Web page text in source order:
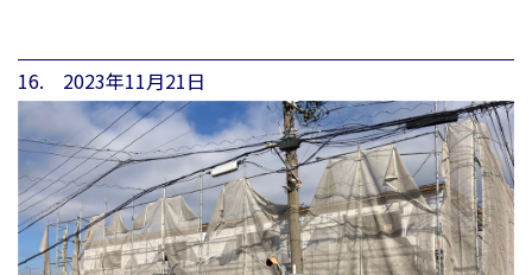
16. 2023年11月21日